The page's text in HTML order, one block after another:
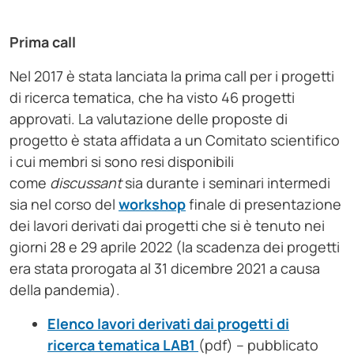
Prima call
Nel 2017 è stata lanciata la prima call per i progetti
di ricerca tematica, che ha visto 46 progetti
approvati. La valutazione delle proposte di
progetto è stata affidata a un Comitato scientifico
i cui membri si sono resi disponibili
come discussantsia durante i seminari intermedi
sia nel corso del workshopfinale di presentazione
dei lavori derivati dai progetti che si è tenuto nei
giorni 28 e 29 aprile 2022 (la scadenza dei progetti
era stata prorogata al 31 dicembre 2021 a causa
della pandemia).
Elenco lavori derivati dai progetti di
ricerca tematica LAB1 (pdf) – pubblicato